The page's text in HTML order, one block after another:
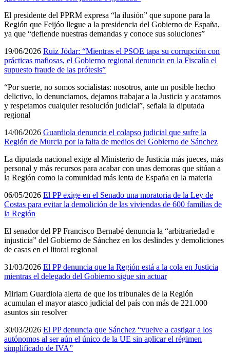
El presidente del PPRM expresa “la ilusión” que supone para la
Región que Feijóo llegue a la presidencia del Gobierno de España,
ya que “defiende nuestras demandas y conoce sus soluciones”
19/06/2026 Ruiz Jódar: “Mientras el PSOE tapa su corrupción con
prácticas mafiosas, el Gobierno regional denuncia en la Fiscalía el
supuesto fraude de las prótesis”
“Por suerte, no somos socialistas: nosotros, ante un posible hecho
delictivo, lo denunciamos, dejamos trabajar a la Justicia y acatamos
y respetamos cualquier resolución judicial”, señala la diputada
regional
14/06/2026 Guardiola denuncia el colapso judicial que sufre la
Región de Murcia por la falta de medios del Gobierno de Sánchez
La diputada nacional exige al Ministerio de Justicia más jueces, más
personal y más recursos para acabar con unas demoras que sitúan a
la Región como la comunidad más lenta de España en la materia
06/05/2026 El PP exige en el Senado una moratoria de la Ley de
Costas para evitar la demolición de las viviendas de 600 familias de
la Región
El senador del PP Francisco Bernabé denuncia la “arbitrariedad e
injusticia” del Gobierno de Sánchez en los deslindes y demoliciones
de casas en el litoral regional
31/03/2026 El PP denuncia que la Región está a la cola en Justicia
mientras el delegado del Gobierno sigue sin actuar
Miriam Guardiola alerta de que los tribunales de la Región
acumulan el mayor atasco judicial del país con más de 221.000
asuntos sin resolver
30/03/2026 El PP denuncia que Sánchez “vuelve a castigar a los
autónomos al ser aún el único de la UE sin aplicar el régimen
simplificado de IVA”